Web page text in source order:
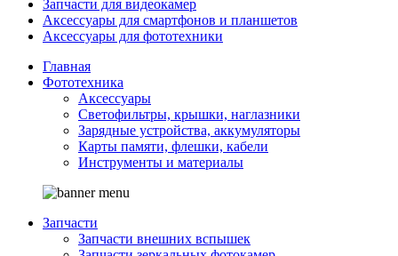
Запчасти для видеокамер
Аксессуары для смартфонов и планшетов
Аксессуары для фототехники
Главная
Фототехника
Аксессуары
Светофильтры, крышки, наглазники
Зарядные устройства, аккумуляторы
Карты памяти, флешки, кабели
Инструменты и материалы
Запчасти
Запчасти внешних вспышек